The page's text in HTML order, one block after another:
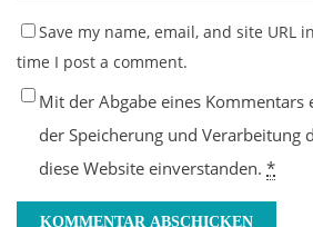
Save my name, email, and site URL
time I post a comment.
Mit der Abgabe eines
der Speicherung und Verarbeitung
diese Website einverstanden.*